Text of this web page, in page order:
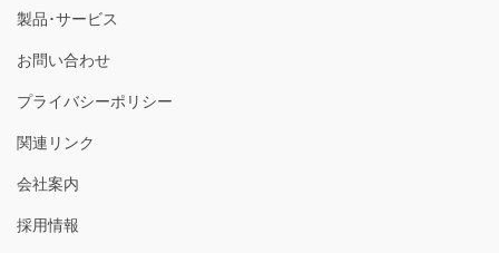
製品･サービス
お問い合わせ
プライバシーポリシー
関連リンク
会社案内
採用情報